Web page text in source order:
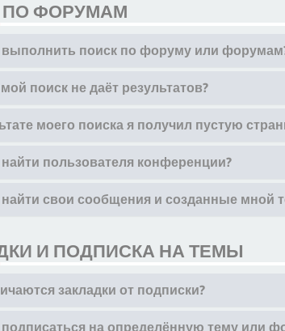
ПО ФОРУМАМ
выполнить поиск по форуму или
поиск не даёт результатов?
моего поиска я получил пустую
пользователя конференции?
найти свои сообщения и созданные мной
И ПОДПИСКА НА ТЕМЫ
закладки от подписки?
подписаться на определённую тему или